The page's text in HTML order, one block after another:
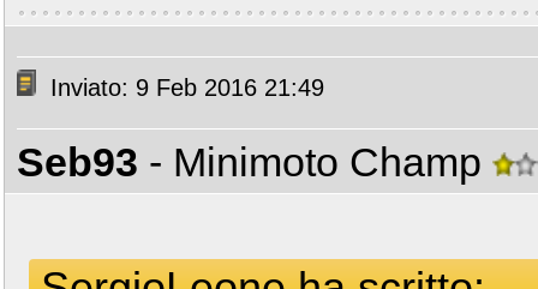
Inviato: 9 Feb 2016 21:49
Seb93 - Minimoto Champ